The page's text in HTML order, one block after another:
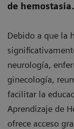
de hemostasia.
Debido a que la
neurología,
ginecología,
facilitar la
Aprendizaje de
ofrece acceso